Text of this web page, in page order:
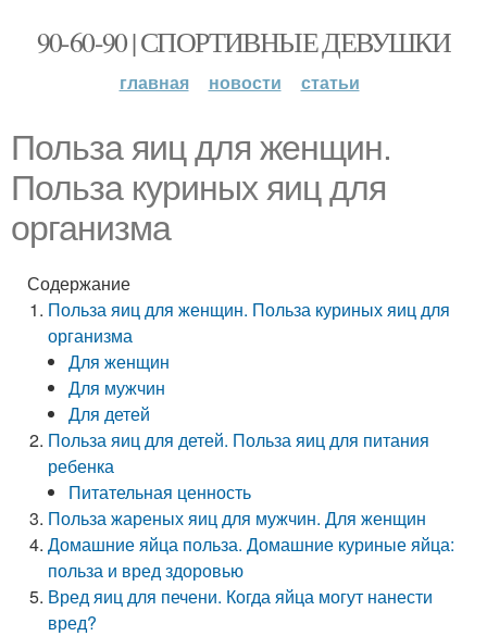
90-60-90 | СПОРТИВНЫЕ ДЕВУШКИ
главная новости статьи
Польза яиц для женщин.
Польза куриных яиц для
организма
Содержание
Польза яиц для женщин. Польза куриных яиц для
организма
Для женщин
Для мужчин
Для детей
Польза яиц для детей. Польза яиц для питания
ребенка
Питательная ценность
Польза жареных яиц для мужчин. Для женщин
Домашние яйца польза. Домашние куриные яйца:
польза и вред здоровью
Вред яиц для печени. Когда яйца могут нанести
вред?